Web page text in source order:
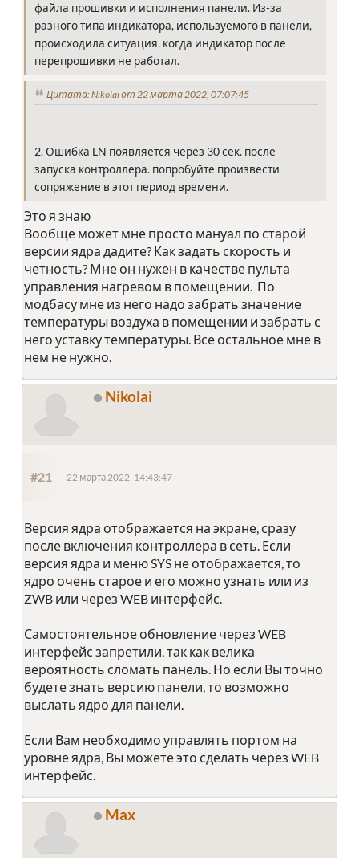
файла прошивки и исполнения панели. Из-за
разного типа индикатора, используемого в панели,
происходила ситуация, когда индикатор после
перепрошивки не работал.
Цитата: Nikolai от 22 марта 2022, 07:07:45
2. Ошибка LN появляется через 30 сек. после
запуска контроллера. попробуйте произвести
сопряжение в этот период времени.
Это я знаю
Вообще может мне просто мануал по старой
версии ядра дадите? Как задать скорость и
четность? Мне он нужен в качестве пульта
управления нагревом в помещении. По
модбасу мне из него надо забрать значение
температуры воздуха в помещении и забрать с
него уставку температуры. Все остальное мне в
нем не нужно.
Nikolai
#21 22 марта 2022, 14:43:47
Версия ядра отображается на экране, сразу
после включения контроллера в сеть. Если
версия ядра и меню SYS не отображается, то
ядро очень старое и его можно узнать или из
ZWB или через WEB интерфейс.
Самостоятельное обновление через WEB
интерфейс запретили, так как велика
вероятность сломать панель. Но если Вы точно
будете знать версию панели, то возможно
выслать ядро для панели.
Если Вам необходимо управлять портом на
уровне ядра, Вы можете это сделать через WEB
интерфейс.
Max